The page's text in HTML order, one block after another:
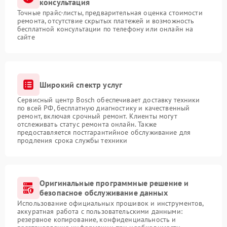
консультация
Точные прайс-листы, предварительная оценка стоимости
ремонта, отсутствие скрытых платежей и возможность
бесплатной консультации по телефону или онлайн на
сайте
Широкий спектр услуг
Сервисный центр Bosch обеспечивает доставку техники
по всей РФ, бесплатную диагностику и качественный
ремонт, включая срочный ремонт. Клиенты могут
отслеживать статус ремонта онлайн. Также
предоставляется постгарантийное обслуживание для
продления срока службы техники
Оригинальные программные решение и
безопасное обслуживание данных
Использование официальных прошивок и инструментов,
аккуратная работа с пользовательскими данными:
резервное копирование, конфиденциальность и